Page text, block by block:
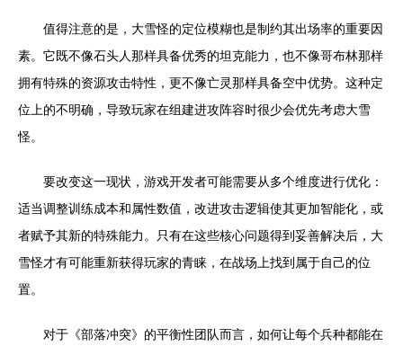
值得注意的是，大雪怪的定位模糊也是制约其出场率的重要因
素。它既不像石头人那样具备优秀的坦克能力，也不像哥布林那样
拥有特殊的资源攻击特性，更不像亡灵那样具备空中优势。这种定
位上的不明确，导致玩家在组建进攻阵容时很少会优先考虑大雪
怪。
要改变这一现状，游戏开发者可能需要从多个维度进行优化：
适当调整训练成本和属性数值，改进攻击逻辑使其更加智能化，或
者赋予其新的特殊能力。只有在这些核心问题得到妥善解决后，大
雪怪才有可能重新获得玩家的青睐，在战场上找到属于自己的位
置。
对于《部落冲突》的平衡性团队而言，如何让每个兵种都能在